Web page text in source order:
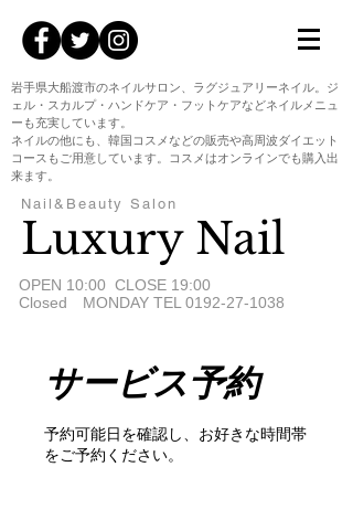
岩手県大船渡市のネイルサロン、ラグジュアリーネイル。ジ
ェル・スカルプ・ハンドケア・フットケアなどネイルメニュ
ーも充実しています。
ネイルの他にも、韓国コスメなどの販売や高周波ダイエット
コースもご用意しています。コスメはオンラインでも購入出
来ます。
Nail&Beauty Salon
Luxury Nail
​OPEN 10:00 CLOSE 19:00
Closed MONDAY TEL 0192-27-1038
サービス予約
予約可能日を確認し、お好きな時間帯
をご予約ください。